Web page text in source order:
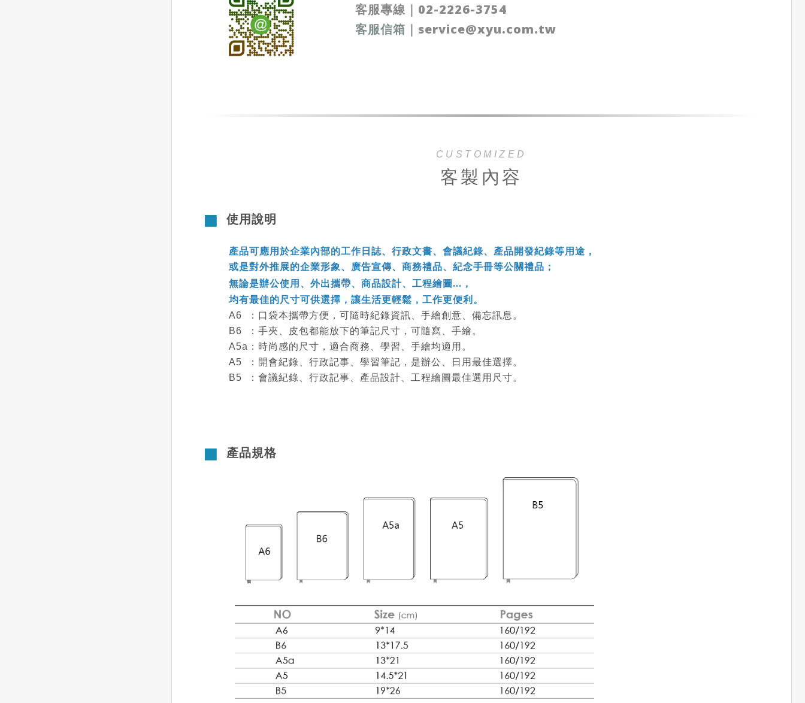
客服專線｜ 02-2226-3754
客服信箱 ｜ service@xyu.com.tw
CUSTOMIZED
客製內容
使用說明
產品可應用於企業內部的工作日誌、行政文書、會議紀錄、產品開發紀錄等用途，
或是對外推展的企業形象、廣告宣傳、商務禮品、紀念手冊等公關禮品；
無論是辦公使用、外出攜帶、商品設計、工程繪圖...，
均有最佳的尺寸可供選擇，讓生活更輕鬆，工作更便利。
A6 ：口袋本攜帶方便，可隨時紀錄資訊、手繪創意、備忘訊息。
B6 ：手夾、皮包都能放下的筆記尺寸，可隨寫、手繪。
A5a：時尚感的尺寸，適合商務、學習、手繪均適用。
A5 ：開會紀錄、行政記事、學習筆記，是辦公、日用最佳選擇。
B5 ：會議紀錄、行政記事、產品設計、工程繪圖最佳選用尺寸。
產品規格